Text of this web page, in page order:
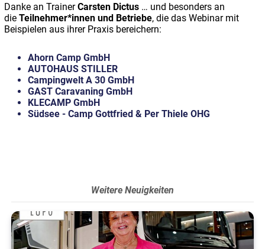
Danke an TrainerCarsten Dictus … und besonders an
die Teilnehmer*innen und Betriebe, die das Webinar mit
Beispielen aus ihrer Praxis bereichern:
Ahorn Camp GmbH
AUTOHAUS STILLER
Campingwelt A 30 GmbH
GAST Caravaning GmbH
KLECAMP GmbH
Südsee - Camp Gottfried & Per Thiele OHG
Weitere Neuigkeiten